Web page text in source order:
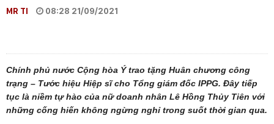
MR TI 08:28 21/09/2021
Chính phủ nước Cộng hòa Ý trao tặng Huân chương công
trạng – Tước hiệu Hiệp sĩ cho Tổng giám đốc IPPG. Đây tiếp
tục là niềm tự hào của nữ doanh nhân Lê Hồng Thủy Tiên với
những cống hiến không ngừng nghỉ trong suốt thời gian qua.